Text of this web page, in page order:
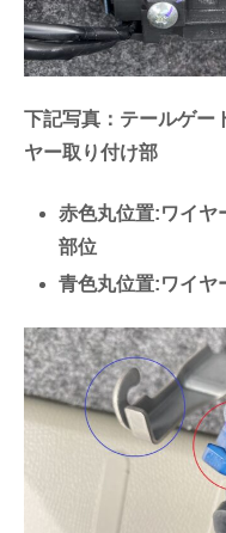
下記写真：テールゲ
ヤー取り付け部
赤色丸位置:ワイ
部位
青色丸位置:ワイヤ